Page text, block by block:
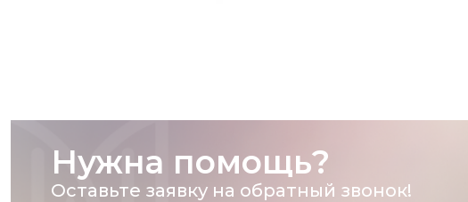
Нужна помощь?
Оставьте заявку на обратный звонок!